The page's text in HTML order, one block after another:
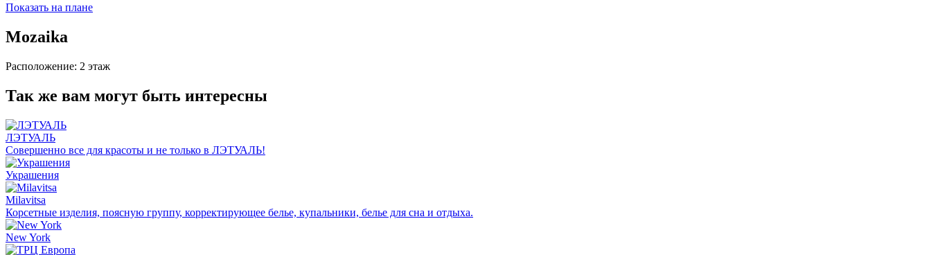
Показать на плане
Mozaika
Расположение: 2 этаж
Так же вам могут быть интересны
ЛЭТУАЛЬ
Совершенно все для красоты и не только в ЛЭТУАЛЬ!
Украшения
Milavitsa
Корсетные изделия, поясную группу, корректирующее белье, купальники, белье для сна и отдыха.
New York